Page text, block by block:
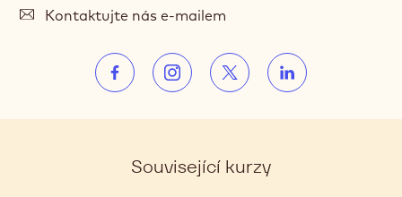
E-
Kontaktujte nás e-mailem
https://www.facebook.com/
new
https://www.instagram.com/
new
https://
new
https://
Související kurzy